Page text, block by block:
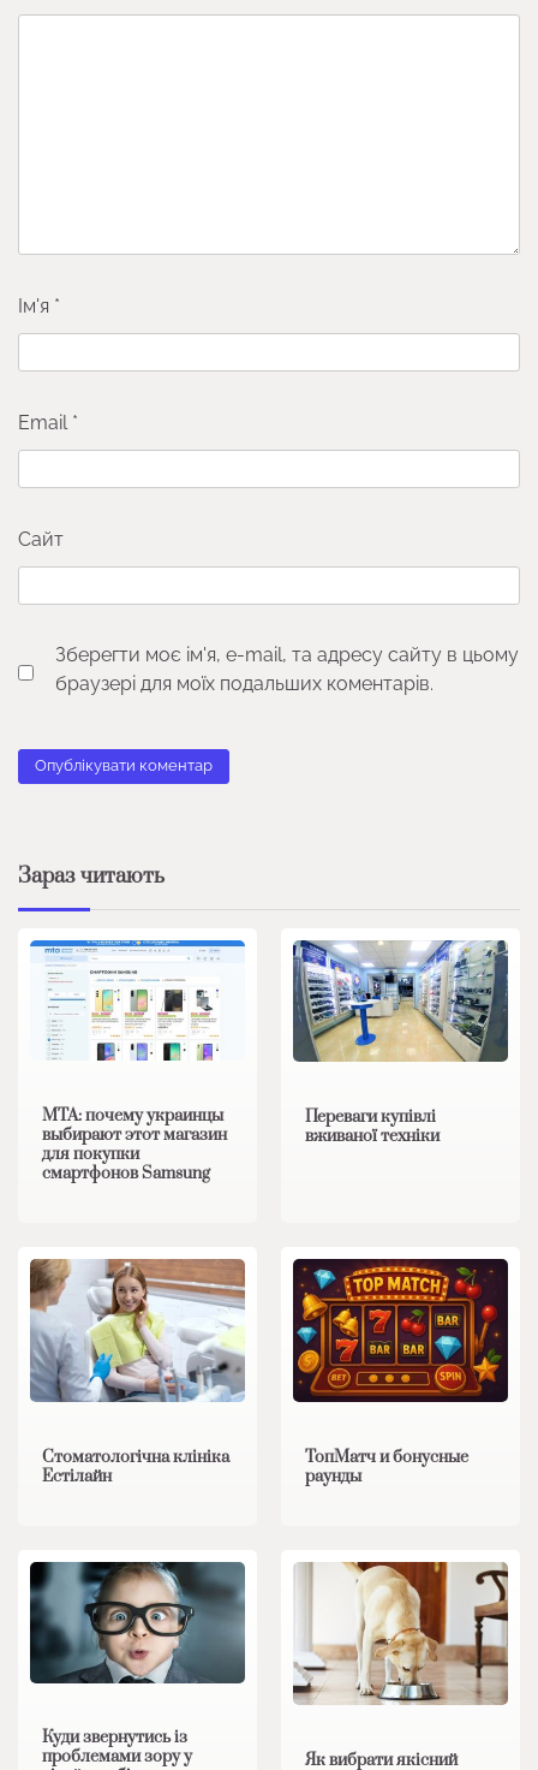
Ім'я *
Email *
Сайт
Зберегти моє ім'я, e-mail, та адресу сайту в цьому
браузері для моїх подальших коментарів.
Зараз читають
MTA: почему украинцы
выбирают этот магазин
для покупки
смартфонов Samsung
Переваги купівлі
вживаної техніки
Стоматологічна клініка
Естілайн
ТопМатч и бонусные
раунды
Куди звернутись із
проблемами зору у
Як вибрати якісний